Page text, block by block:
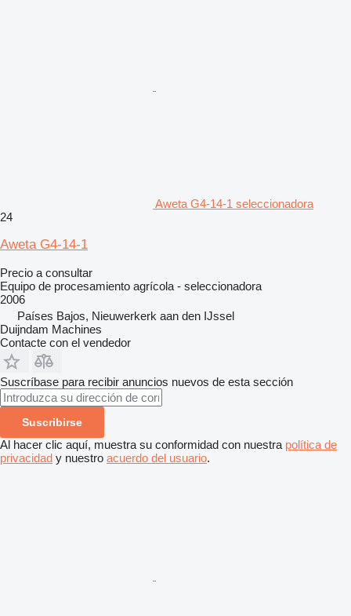
Aweta G4-14-1 seleccionadora
24
Aweta G4-14-1
Precio a consultar
Equipo de procesamiento agrícola - seleccionadora
2006
Países Bajos, Nieuwerkerk aan den IJssel
Duijndam Machines
Contacte con el vendedor
Suscríbase para recibir anuncios nuevos de esta sección
Suscribirse
Al hacer clic aquí, muestra su conformidad con nuestra política de
privacidad y nuestro acuerdo del usuario.